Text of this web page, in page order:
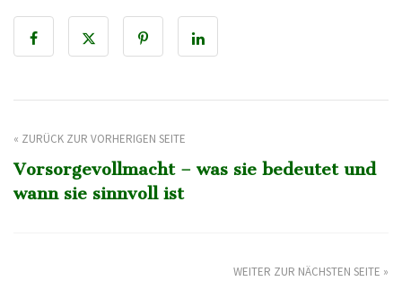
« ZURÜCK ZUR VORHERIGEN SEITE
Vorsorgevollmacht – was sie bedeutet und
wann sie sinnvoll ist
WEITER ZUR NÄCHSTEN SEITE »